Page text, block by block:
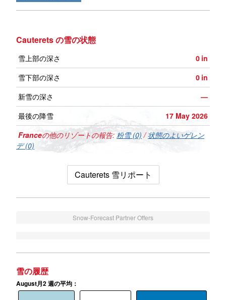
Cauterets の雪の状態
雪上部の深さ 0 in
雪下部の深さ
0 in
新雪の深さ
—
最後の降雪
17 May 2026
Franceの他のリゾートの報告: 粉雪 (0) /状態のよいゲレン
デ (0)
Cauterets 雪リポート
Snow-Forecast Partner Offers
雪の履歴
August月2 週の平均：